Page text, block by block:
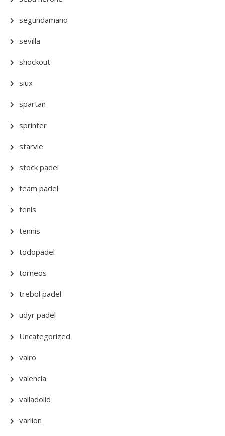
segundamano
sevilla
shockout
siux
spartan
sprinter
starvie
stock padel
team padel
tenis
tennis
todopadel
torneos
trebol padel
udyr padel
Uncategorized
vairo
valencia
valladolid
varlion